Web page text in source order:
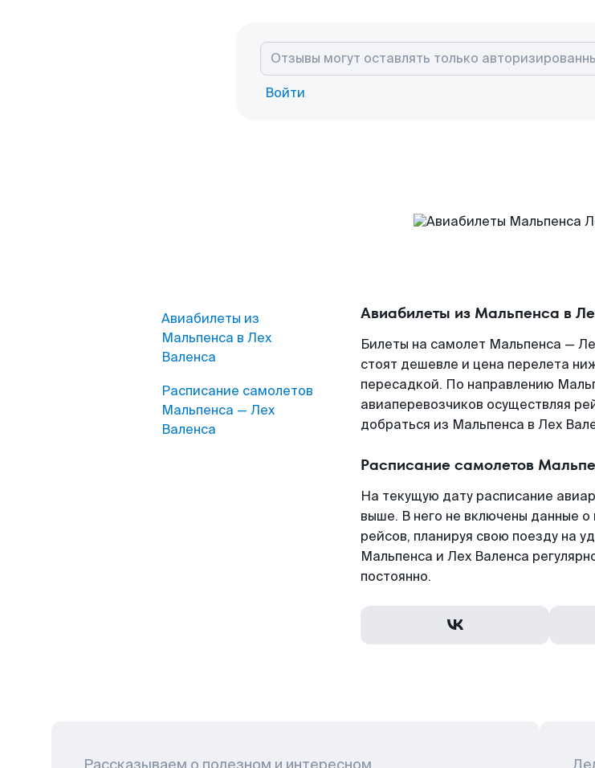
Войти
Авиабилеты из
Мальпенса в Лех
Валенса
Расписание самолетов
Мальпенса — Лех
Валенса
Авиабилеты из Мальпенса в
Билеты на самолет Мальпенса —
стоят дешевле и цена перелета
пересадкой. По направлению
авиаперевозчиков осуществляя
добраться из Мальпенса в Лех
Расписание самолетов
На текущую дату расписание
выше. В него не включены данные о
рейсов, планируя свою поезду на
Мальпенса и Лех Валенса
постоянно.